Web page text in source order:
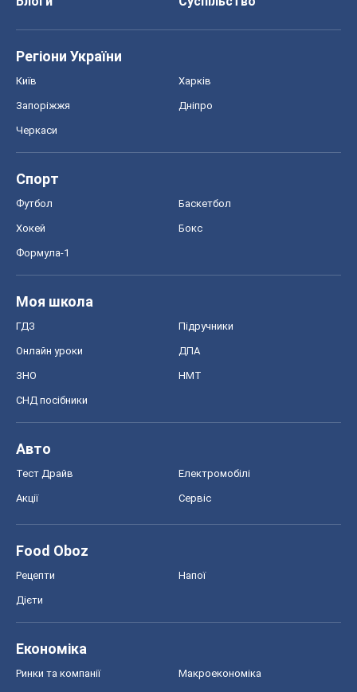
Регіони України
Київ Харків
Запоріжжя Дніпро
Черкаси
Спорт
Футбол Баскетбол
Хокей Бокс
Формула-1
Моя школа
ГДЗ Підручники
Онлайн уроки ДПА
ЗНО НМТ
СНД посібники
Авто
Тест Драйв Електромобілі
Акції Сервіс
Food Oboz
Рецепти Напої
Дієти
Економіка
Ринки та компанії Макроекономіка